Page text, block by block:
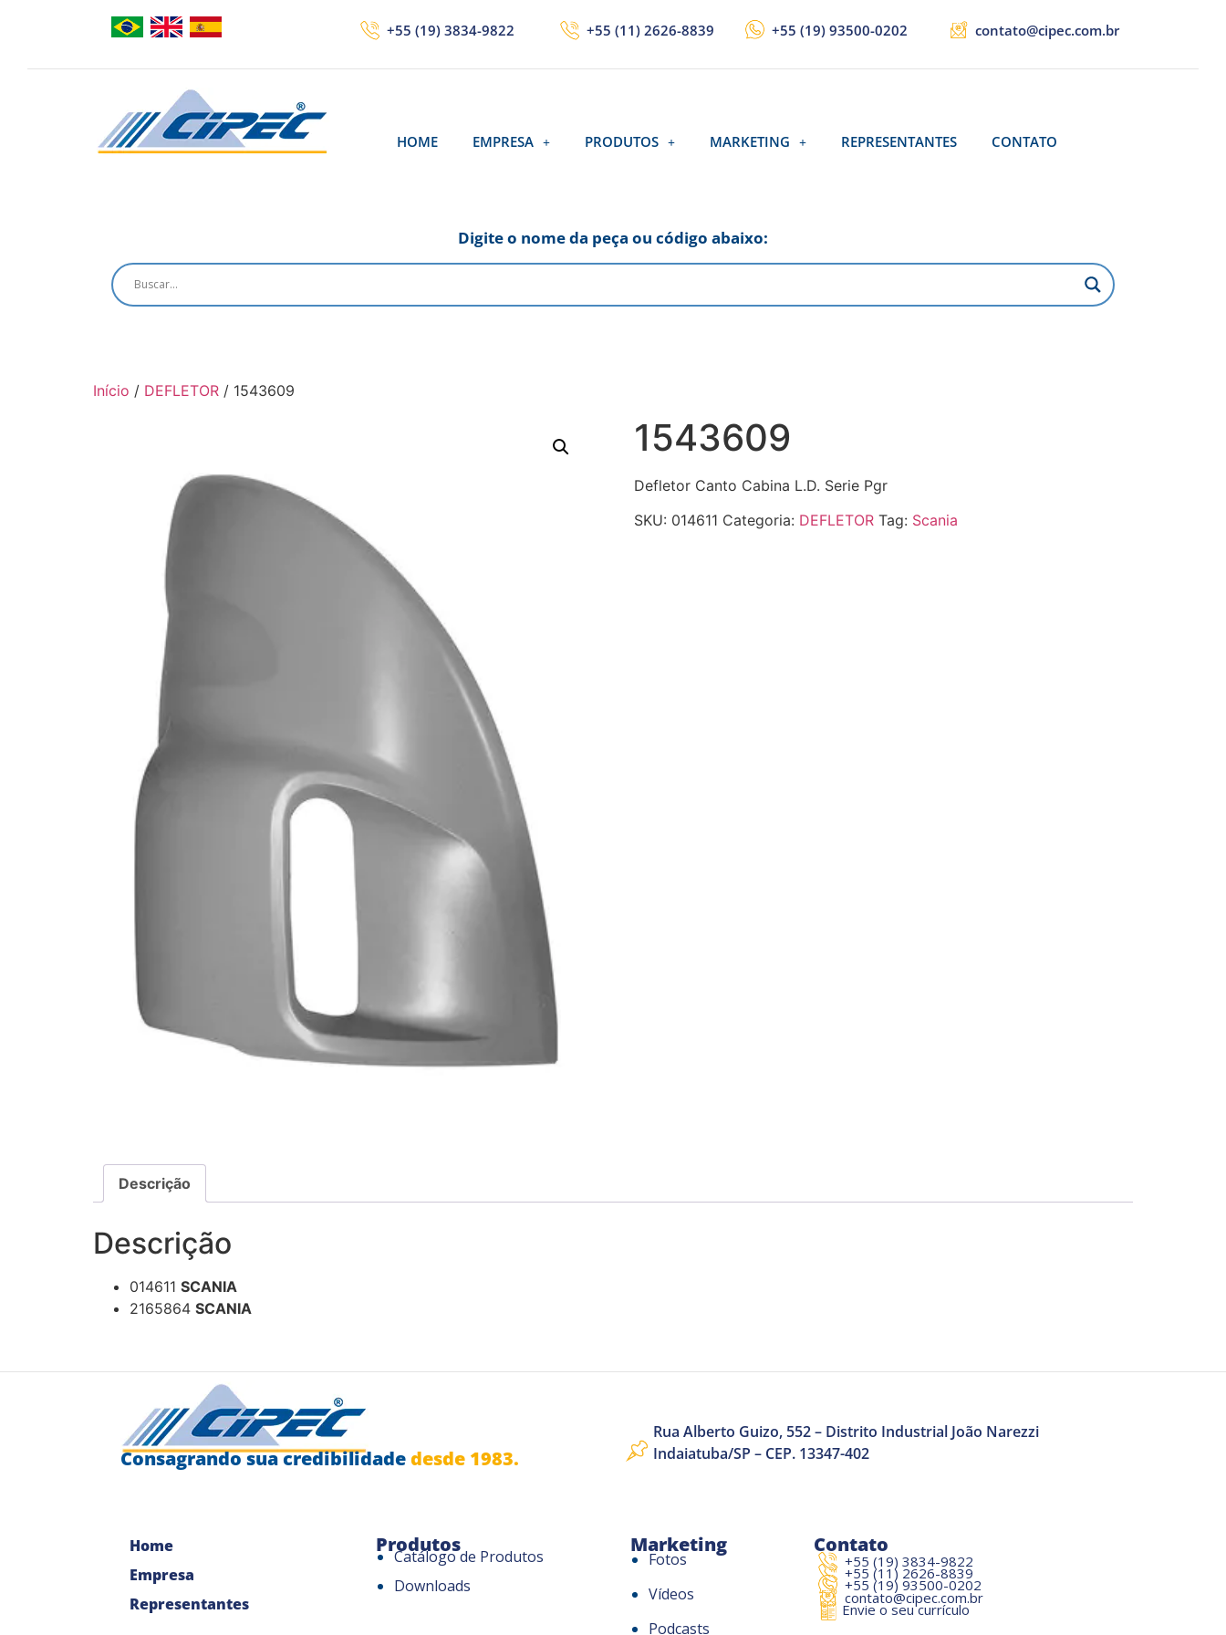
+55 (19) 3834-9822 +55 (11) 2626-8839 +55 (19) 93500-0202 contato@cipec.com.br
HOME EMPRESA PRODUTOS MARKETING REPRESENTANTES CONTATO
Digite o nome da peça ou código abaixo:
Início / DEFLETOR / 1543609
1543609
Defletor Canto Cabina L.D. Serie Pgr
SKU: 014611 Categoria: DEFLETOR Tag: Scania
Descrição
Descrição
014611 SCANIA
2165864 SCANIA
Consagrando sua credibilidadedesde 1983.
Rua Alberto Guizo, 552 – Distrito Industrial João Narezzi
Indaiatuba/SP – CEP. 13347-402
Home
Empresa
Representantes
Produtos
Catálogo de Produtos
Downloads
Marketing
Fotos
Vídeos
Podcasts
Contato
+55 (19) 3834-9822
+55 (11) 2626-8839
+55 (19) 93500-0202
contato@cipec.com.br
Envie o seu currículo